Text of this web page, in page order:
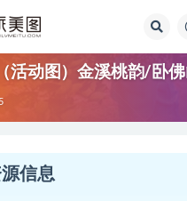
活动图）金溪桃韵/卧佛
信息